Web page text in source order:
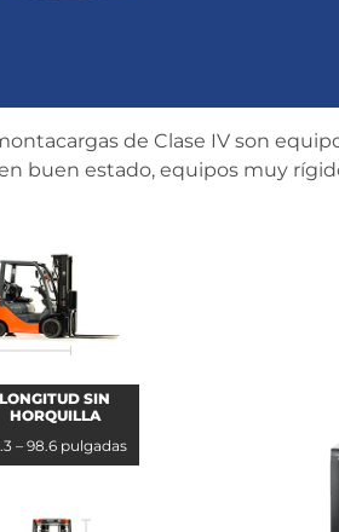
de Clase IV son
buen estado, equipos muy
LONGITUD SIN
HORQUILLA
– 98.6 pulgadas